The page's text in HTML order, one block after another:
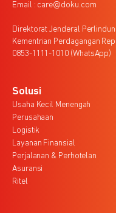
Email : care@doku.com
Direktorat Jenderal
Kementrian Perdagangan
0853-1111-1010 (WhatsApp)
Solusi
Usaha Kecil Menengah
Perusahaan
Logistik
Layanan Finansial
Perjalanan & Perhotelan
Asuransi
Ritel